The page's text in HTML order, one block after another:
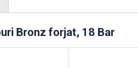
Bronz forjat, 18 Bar